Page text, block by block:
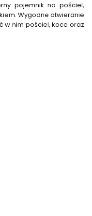
pojemnik na pościel,
Wygodne otwieranie
w nim pościel, koce oraz